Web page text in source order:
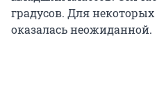
градусов. Для
оказалась неожиданной.